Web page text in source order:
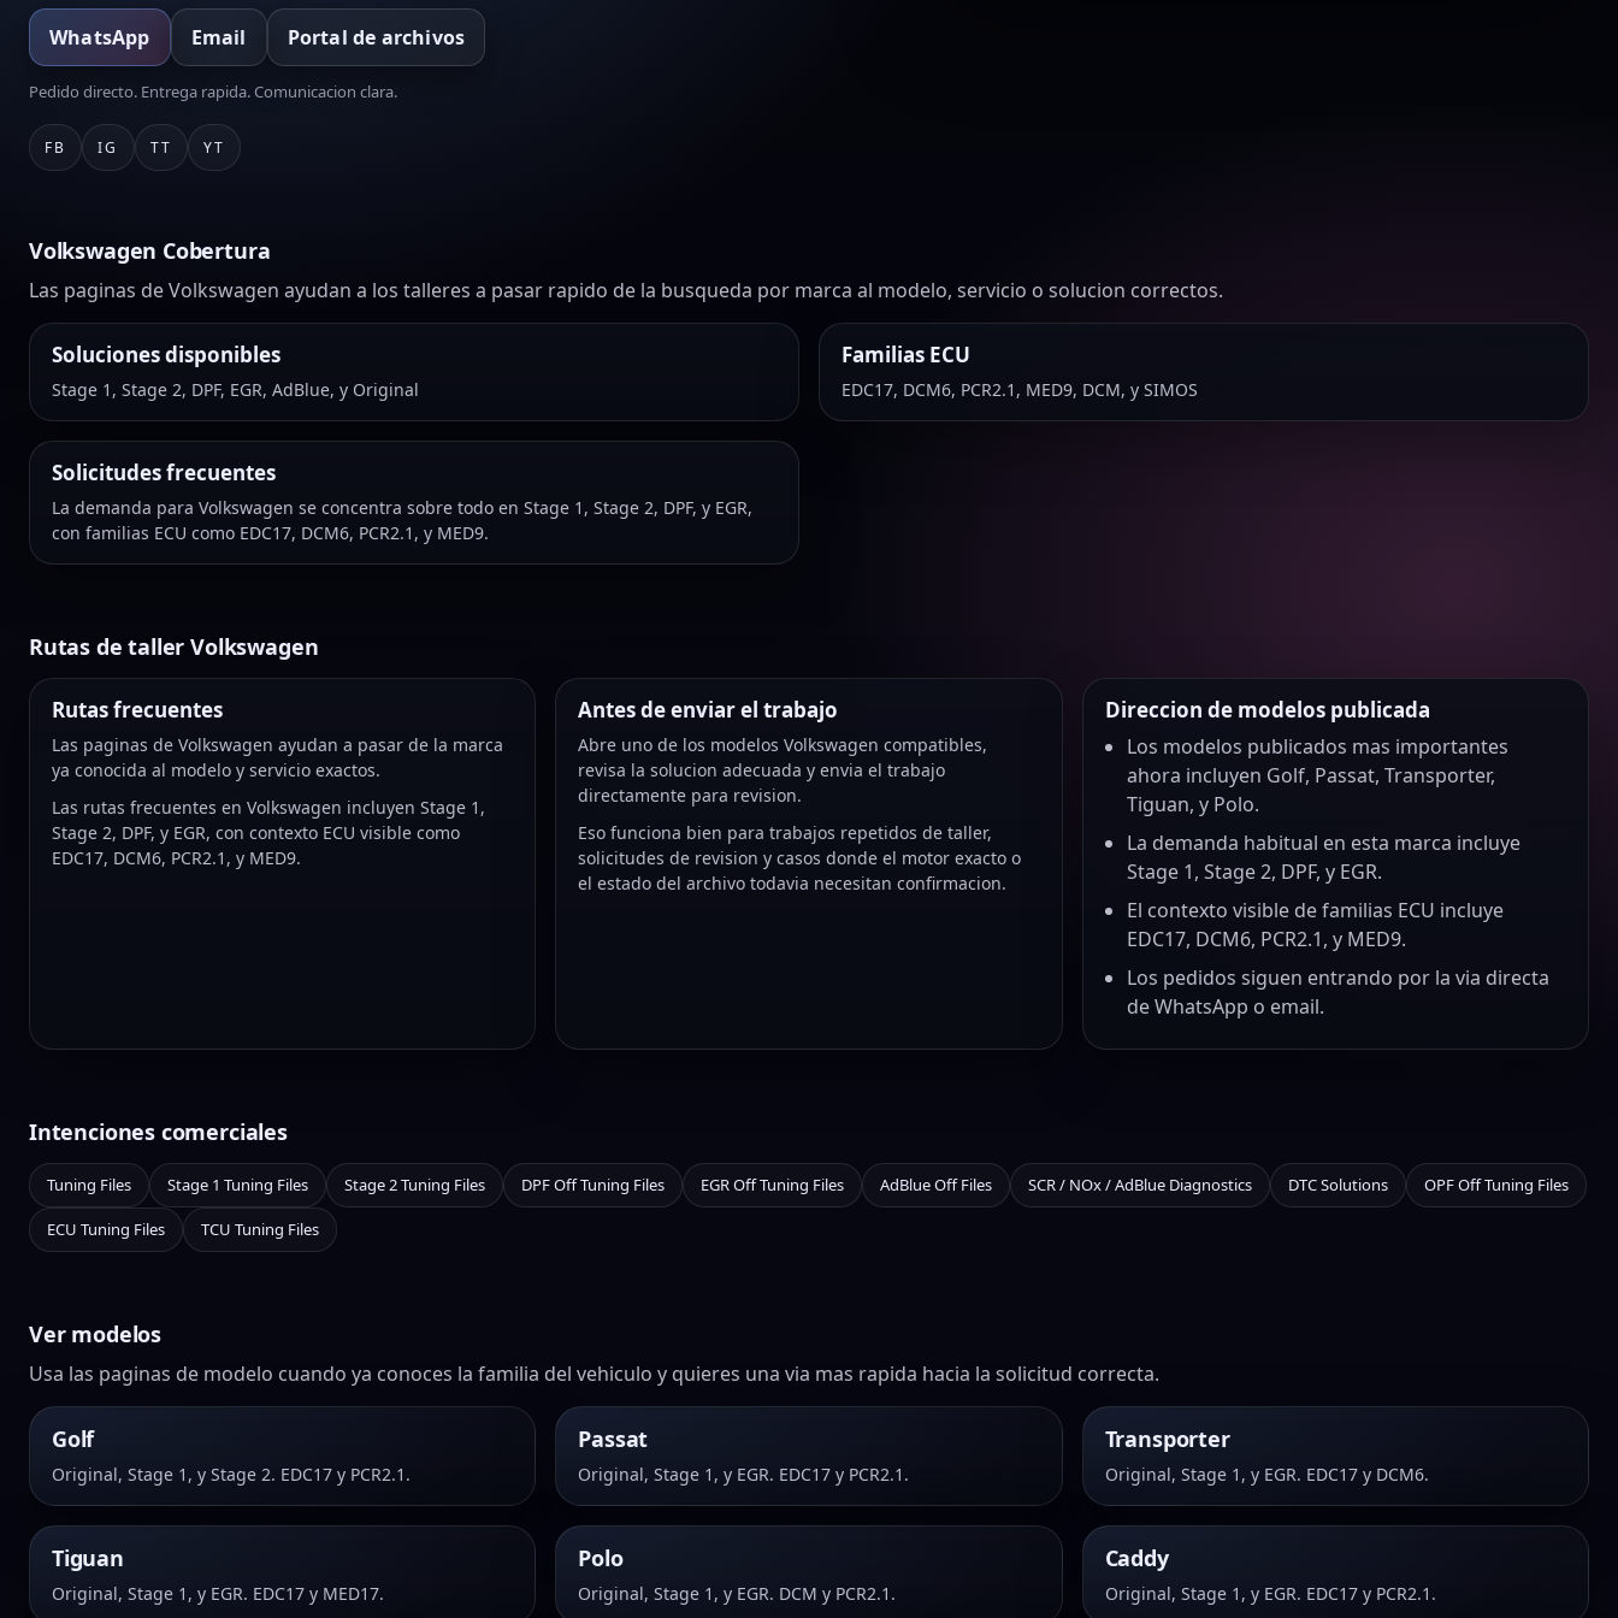
WhatsApp Email Portal de archivos
Pedido directo. Entrega rapida. Comunicacion clara.
FB IG TT YT
Volkswagen Cobertura
Las paginas de Volkswagen ayudan a los talleres a pasar rapido de la busqueda por marca al modelo, servicio o solucion correctos.
Soluciones disponibles
Stage 1, Stage 2, DPF, EGR, AdBlue, y Original
Familias ECU
EDC17, DCM6, PCR2.1, MED9, DCM, y SIMOS
Solicitudes frecuentes
La demanda para Volkswagen se concentra sobre todo en Stage 1, Stage 2, DPF, y EGR,
con familias ECU como EDC17, DCM6, PCR2.1, y MED9.
Rutas de taller Volkswagen
Rutas frecuentes
Las paginas de Volkswagen ayudan a pasar de la marca
ya conocida al modelo y servicio exactos.
Las rutas frecuentes en Volkswagen incluyen Stage 1,
Stage 2, DPF, y EGR, con contexto ECU visible como
EDC17, DCM6, PCR2.1, y MED9.
Antes de enviar el trabajo
Abre uno de los modelos Volkswagen compatibles,
revisa la solucion adecuada y envia el trabajo
directamente para revision.
Eso funciona bien para trabajos repetidos de taller,
solicitudes de revision y casos donde el motor exacto o
el estado del archivo todavia necesitan confirmacion.
Direccion de modelos publicada
Los modelos publicados mas importantes
ahora incluyen Golf, Passat, Transporter,
Tiguan, y Polo.
La demanda habitual en esta marca incluye
Stage 1, Stage 2, DPF, y EGR.
El contexto visible de familias ECU incluye
EDC17, DCM6, PCR2.1, y MED9.
Los pedidos siguen entrando por la via directa
de WhatsApp o email.
Intenciones comerciales
Tuning Files Stage 1 Tuning Files Stage 2 Tuning Files DPF Off Tuning Files EGR Off Tuning Files AdBlue Off Files SCR / NOx / AdBlue Diagnostics DTC Solutions OPF Off Tuning Files
ECU Tuning Files TCU Tuning Files
Ver modelos
Usa las paginas de modelo cuando ya conoces la familia del vehiculo y quieres una via mas rapida hacia la solicitud correcta.
Golf
Original, Stage 1, y Stage 2. EDC17 y PCR2.1.
Passat
Original, Stage 1, y EGR. EDC17 y PCR2.1.
Transporter
Original, Stage 1, y EGR. EDC17 y DCM6.
Tiguan
Original, Stage 1, y EGR. EDC17 y MED17.
Polo
Original, Stage 1, y EGR. DCM y PCR2.1.
Caddy
Original, Stage 1, y EGR. EDC17 y PCR2.1.